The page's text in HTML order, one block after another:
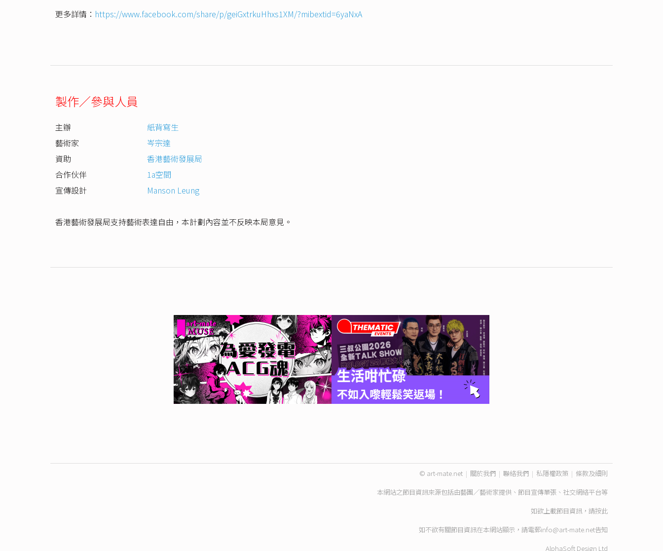
更多詳情： https://www.facebook.com/share/p/geiGxtrkuHhxs1XM/?mibextid=6yaNxA
製作／參與人員
主辦
紙背寫生
藝術家
岑宗達
資助
香港藝術發展局
合作伙伴
1a空間
宣傳設計
Manson Leung
香港藝術發展局支持藝術表達自由，本計劃內容並不反映本局意見。
© art-mate.net | 關於我們 | 聯絡我們 | 私隱權政策 | 條款及細則
本網站之節目資訊來源包括由藝團／藝術家提供、節目宣傳單張、社交網絡平台等
如欲上載節目資訊，請按此
如不欲有關節目資訊在本網站顯示，請電郵info@art-mate.net告知
AlphaSoft Design Ltd